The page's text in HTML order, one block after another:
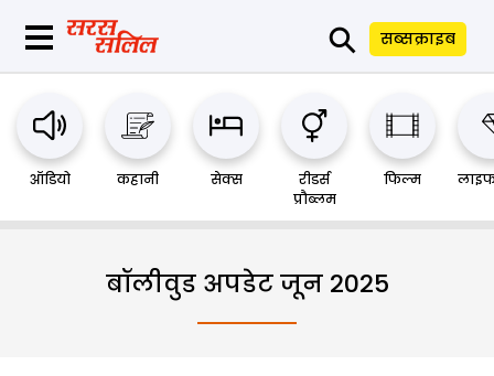
⚲ सब्सक्राइब
ऑडियो कहानी सेक्स
रीडर्स
प्रौब्लम
फिल्म
बॉलीवुड अपडेट जून 2025